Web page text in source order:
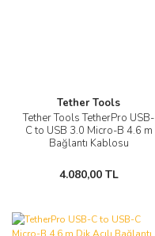
Tether Tools
Tether Tools TetherPro USB-
C to USB 3.0 Micro-B 4.6 m
Bağlantı Kablosu
4.080,00 TL